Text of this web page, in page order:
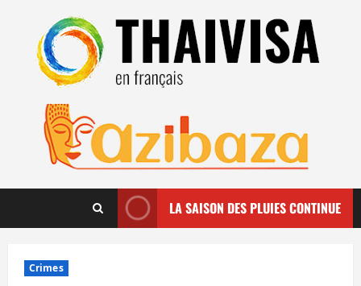
contenu
LA SAISON DES PLUIES CONTINUE
Crimes